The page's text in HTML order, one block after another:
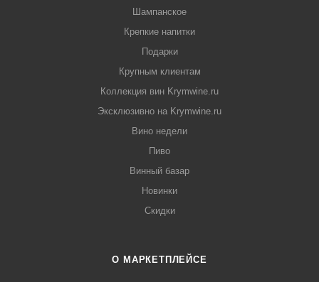
Шампанское
Крепкие напитки
Подарки
Крупным клиентам
Коллекция вин Krymwine.ru
Эксклюзивно на Krymwine.ru
Вино недели
Пиво
Винный базар
Новинки
Скидки
О МАРКЕТПЛЕЙСЕ